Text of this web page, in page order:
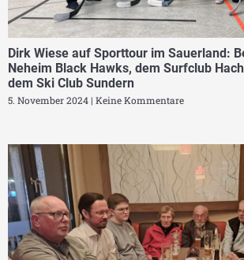
Dirk Wiese auf Sporttour im Sauerland:
Neheim Black Hawks, dem Surfclub
dem Ski Club Sundern
5. November 2024 Keine Kommentare